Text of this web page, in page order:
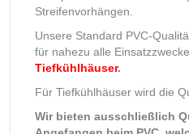
Streifenvorhängen.
Unsere Standard PVC-
für nahezu alle
Tiefkühlhäuser.
Für Tiefkühlhäuser wird die
Wir bieten ausschließlich